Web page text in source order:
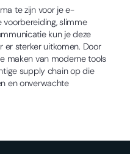
te zijn voor je e-
slimme
kun je deze
er sterker uitkomen. Door
maken van moderne tools
supply chain op die
en onverwachte